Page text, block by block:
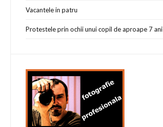
Vacantele in patru
Protestele prin ochii unui copil de aproape 7 ani